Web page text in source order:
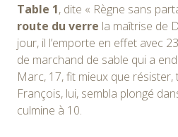
Table 1, dite « Règne sans
route du verre la maîtrise de
jour, il l’emporte en effet avec
de marchand de sable qui a
Marc, 17, fit mieux que résister,
François, lui, sembla plongé
culmine à 10.